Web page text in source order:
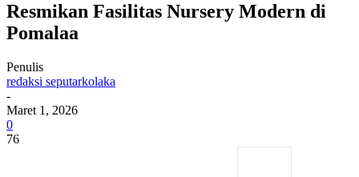
Resmikan Fasilitas Nursery Modern di
Pomalaa
Penulis
redaksi seputarkolaka
-
Maret 1, 2026
0
76